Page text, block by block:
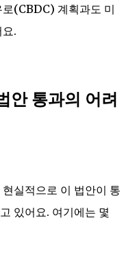
(CBDC) 계획과도 미
.
안 통과의 어려
실적으로 이 법안이 통
있어요. 여기에는 몇